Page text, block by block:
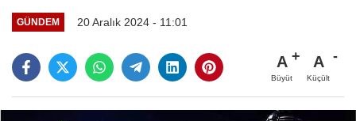
GÜNDEM 20 Aralık 2024 - 11:01
A
Büyüt
A
Küçült